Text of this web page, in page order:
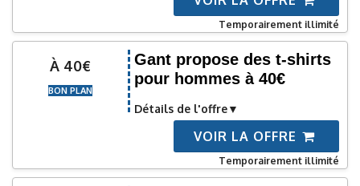
Temporairement illimité
À 40€
BON PLAN
Gant propose des t-shirts
pour hommes à 40€
Détails de l'offre
VOIR LA OFFRE
Temporairement illimité